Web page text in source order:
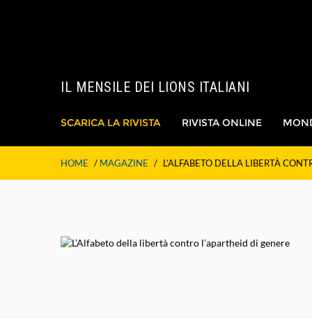
IL MENSILE DEI LIONS ITALIANI
SCARICA LA RIVISTA RIVISTA ONLINE
HOME / MAGAZINE / L’ALFABETO DELLA LIBERTÀ